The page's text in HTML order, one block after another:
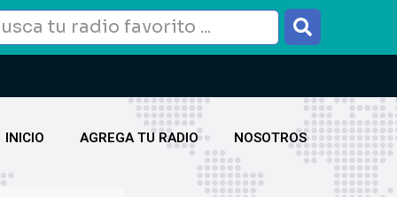
INICIO AGREGA TU RADIO NOSOTROS